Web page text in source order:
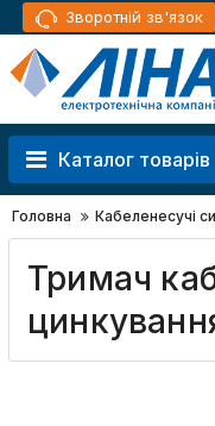
Зворотній зв'язок
Каталог товарів
Головна Кабеленесучі
Тримач